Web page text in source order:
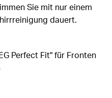
Sie mit nur einem
dauert.
Perfect Fit" für Fronten